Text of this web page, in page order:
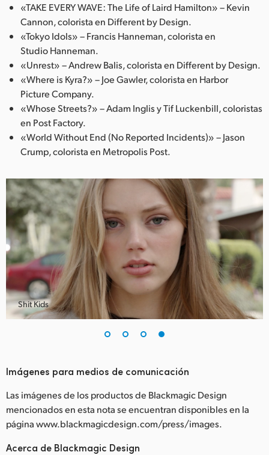
«TAKE EVERY WAVE: The Life of Laird Hamilton» – Kevin
Cannon, colorista en Different by Design.
«Tokyo Idols» – Francis Hanneman, colorista en
Studio Hanneman.
«Unrest» – Andrew Balis, colorista en Different by Design.
«Where is Kyra?» – Joe Gawler, colorista en Harbor
Picture Company.
«Whose Streets?» – Adam Inglis y Tif Luckenbill, coloristas
en Post Factory.
«World Without End (No Reported Incidents)» – Jason
Crump, colorista en Metropolis Post.
Shit Kids
Imágenes para medios de comunicación
Las imágenes de los productos de Blackmagic Design
mencionados en esta nota se encuentran disponibles en la
página www.blackmagicdesign.com/press/images.
Acerca de Blackmagic Design